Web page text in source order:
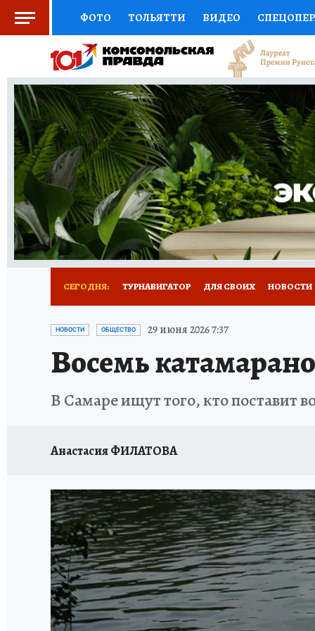
ФОТО ТОЛЬЯТТИ ВИДЕО
СОЦПОДДЕРЖКА НАУКА СПОРТ
ВЫБОР ЭКСПЕРТОВ ДОКТОР
КНИЖНАЯ ПОЛКА ПРОГНОЗЫ НА СПОРТ
ПРЕСС-ЦЕНТР НЕДВИЖИМОСТЬ
КОЛЛЕКЦИИ КП РЕКЛАМА
СЕГОДНЯ: ТУРНАВИГАТОР ДЛЯ СВОИХ НОВОСТИ
НАДЕЖНЫЕ РАБОТОДАТЕЛИ
НОВЫЙ ГОД В САМАРЕ КП В МАХ
КУЙБЫШЕВ - ФРОНТУ ИТОГИ ГОДА-2024
НОВОСТИ ОБЩЕСТВО 29 июня 2026 7:37
Восемь
В Самаре ищут того, кто поставит
Анастасия ФИЛАТОВА